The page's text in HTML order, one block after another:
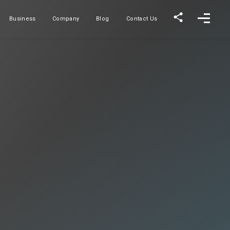
Business
事業内容 Company
会社概要 Blog
ブログ Contact Us
お問い合わせ